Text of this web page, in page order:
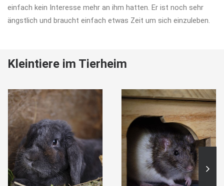
einfach kein Interesse mehr an ihm hatten. Er ist noch sehr
ängstlich und braucht einfach etwas Zeit um sich einzuleben.
Kleintiere im Tierheim